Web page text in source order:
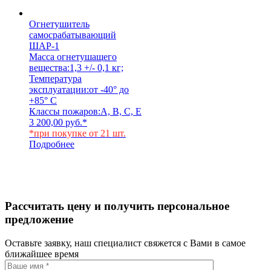
Огнетушитель
самосрабатывающий
ШАР-1
Масса огнетушащего
вещества:1,3 +/- 0,1 кг;
Температура
эксплуатации:от -40° до
+85° С
Классы пожаров:A, B, C, E
3 200,00 руб.*
*при покупке от 21 шт.
Подробнее
Рассчитать цену и получить персональное
предложение
Оставьте заявку, наш специалист свяжется с Вами в самое
ближайшее время